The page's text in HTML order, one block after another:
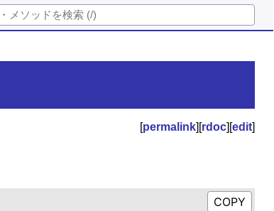
[permalink][rdoc][edit]